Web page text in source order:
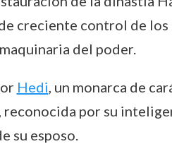
creciente control de
del poder.
Hedi, un monarca de
reconocida por su
su esposo.